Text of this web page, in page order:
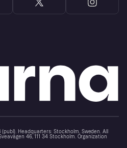
Headquarters: Stockholm, Sweden. All
46, 111 34 Stockholm. Organization